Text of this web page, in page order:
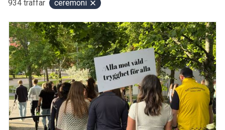
934 träffar ceremoni